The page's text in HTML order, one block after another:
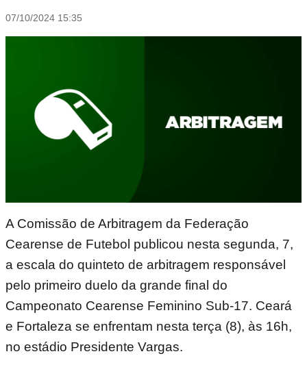
07/10/2024 15:35
A Comissão de Arbitragem da Federação
Cearense de Futebol publicou nesta segunda, 7,
a escala do quinteto de arbitragem responsável
pelo primeiro duelo da grande final do
Campeonato Cearense Feminino Sub-17. Ceará
e Fortaleza se enfrentam nesta terça (8), às 16h,
no estádio Presidente Vargas.